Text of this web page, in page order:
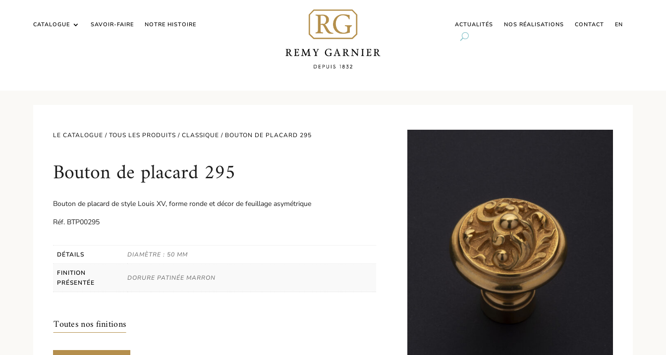
CATALOGUE SAVOIR-FAIRE NOTRE HISTOIRE ACTUALITÉS NOS RÉALISATIONS CONTACT EN
LE CATALOGUE /TOUS LES PRODUITS /CLASSIQUE / BOUTON DE PLACARD 295
Bouton de placard 295
Bouton de placard de style Louis XV, forme ronde et décor de feuillage asymétrique
Réf. BTP00295
DÉTAILS DIAMÈTRE : 50 MM
FINITION
PRÉSENTÉE
DORURE PATINÉE MARRON
Toutes nos finitions